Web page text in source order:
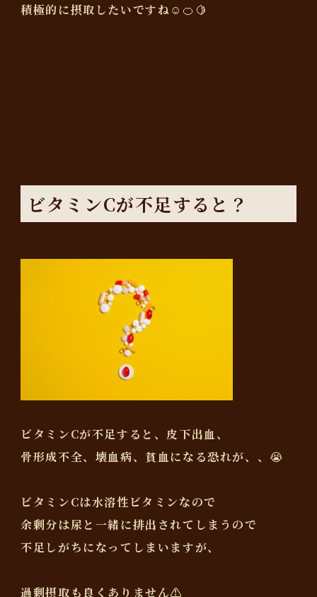
積極的に摂取したいですね☺️🍊🍋
ビタミンCが不足すると？
ビタミンCが不足すると、皮下出血、
骨形成不全、壊血病、貧血になる恐れが、、😭
ビタミンCは水溶性ビタミンなので
余剰分は尿と一緒に排出されてしまうので
不足しがちになってしまいますが、
過剰摂取も良くありません⚠️